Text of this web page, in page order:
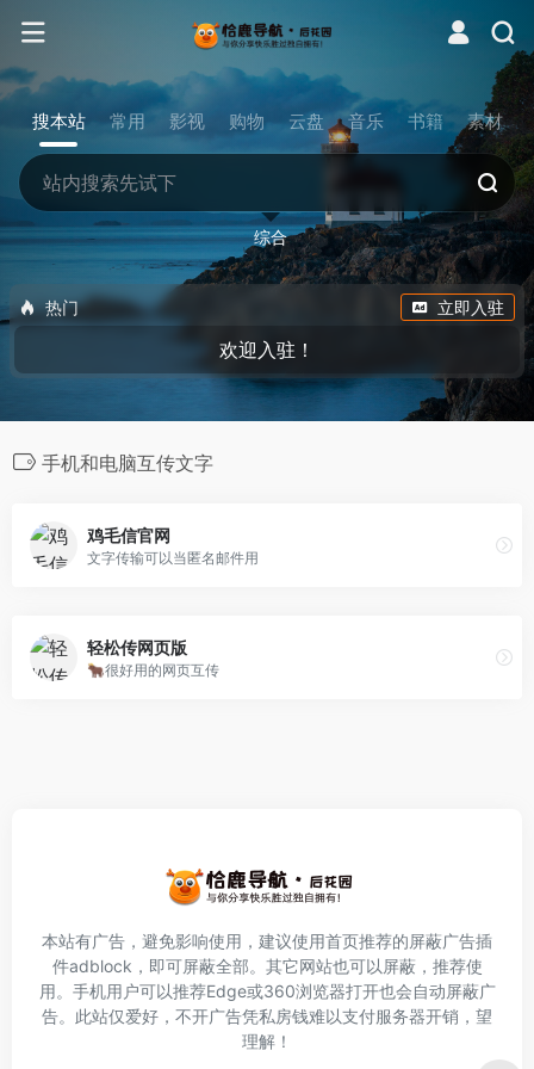
搜本站 常用 影视 购物 云盘 音乐 书籍 素材
综合
热门 立即入驻
欢迎入驻！
手机和电脑互传文字
鸡毛信官网
文字传输可以当匿名邮件用
轻松传网页版
🐂很好用的网页互传
本站有广告，避免影响使用，建议使用首页推荐的屏蔽广告插
件adblock ，即可屏蔽全部。其它网站也可以屏蔽，推荐使
用。手机用户可以推荐Edge或360浏览器打开也会自动屏蔽广
告。此站仅爱好，不开广告凭私房钱难以支付服务器开销，望
理解！